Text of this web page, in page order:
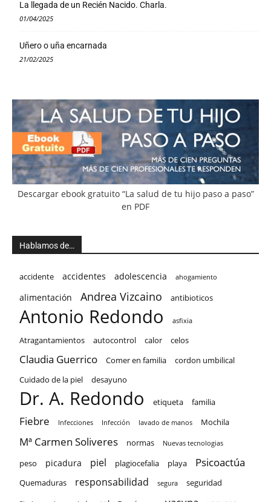
La llegada de un Recién Nacido. Charla.
01/04/2025
Uñero o uña encarnada
21/02/2025
Descargar ebook gratuito “La salud de tu hijo paso a paso”
en PDF
Hablamos de…
accidente accidentes adolescencia ahogamiento
alimentación Andrea Vizcaino antibioticos
Antonio Redondo asfixia
Atragantamientos autocontrol calor celos
Claudia Guerrico Comer en familia
cordon umbilical
Cuidado de la piel
desayuno
Dr. A. Redondo etiqueta familia
Fiebre Infecciones Infección lavado de manos Mochila
Mª Carmen Soliveres normas Nuevas tecnologias
peso picadura piel plagiocefalia playa Psicoactúa
Quemaduras responsabilidad segura seguridad